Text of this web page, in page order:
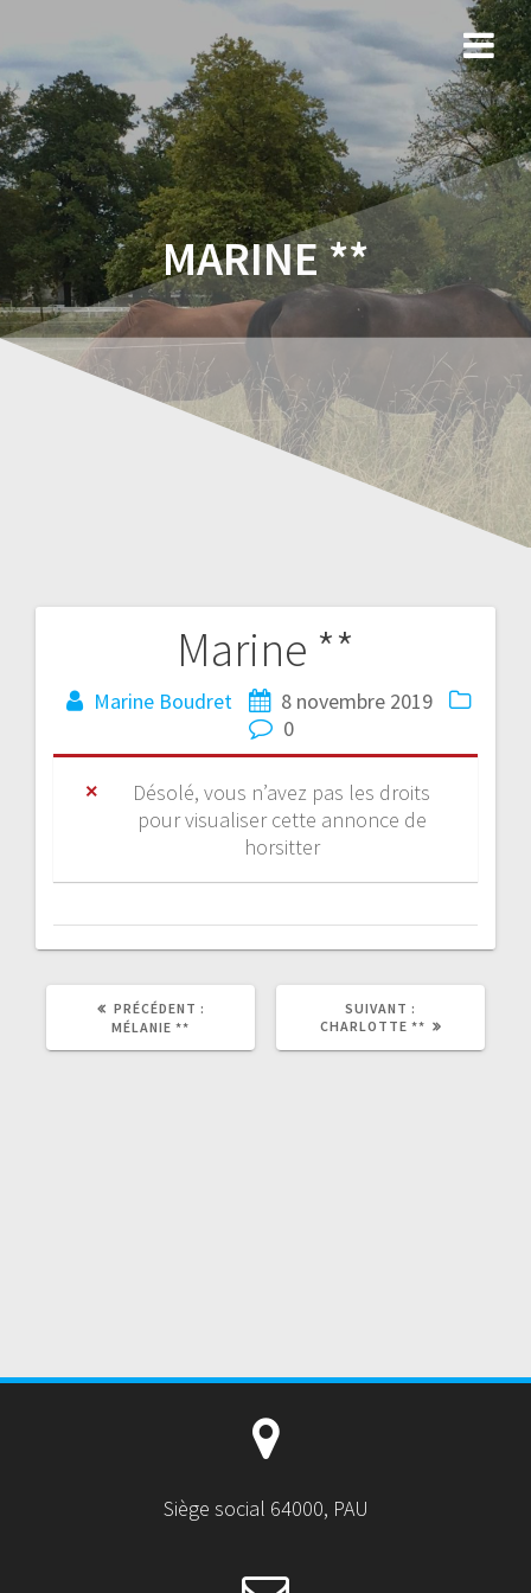
MARINE **
Marine **
Marine Boudret
8 novembre 2019
0
Désolé, vous n’avez pas les droits
pour visualiser cette annonce de
horsitter
PRÉCÉDENT :
MÉLANIE **
SUIVANT :
CHARLOTTE **
Siège social 64000, PAU